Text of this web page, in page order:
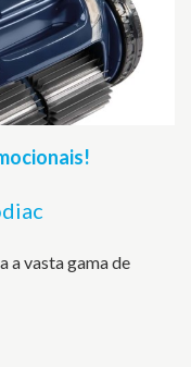
a vasta gama de